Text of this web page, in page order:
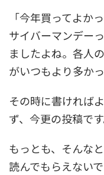
「今年買ってよか
サイバーマンデー
ましたよね。各人
がいつもより多か
その時に書ければ
ず、今更の投稿です
もっとも、そんな
読んでもらえない